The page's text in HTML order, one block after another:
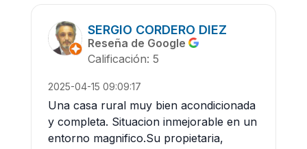
SERGIO CORDERO DIEZ
Reseña de Google
Calificación: 5
2025-04-15 09:09:17
Una casa rural muy bien acondicionada
y completa. Situacion inmejorable en un
entorno magnifico.Su propietaria,